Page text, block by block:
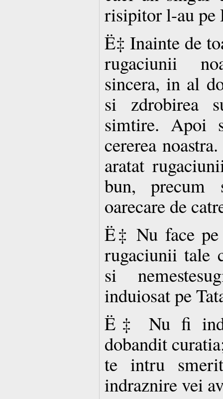
risipitor l-au pe
Ë‡ Inainte de
rugaciunii
sincera, in al
si zdrobirea
simtire. Apoi
cererea
aratat
bun, precum
oarecare de
Ë‡ Nu face pe
rugaciunii tale
si
induiosat pe
Ë‡ Nu fi
dobandit
te intru
indraznire vei